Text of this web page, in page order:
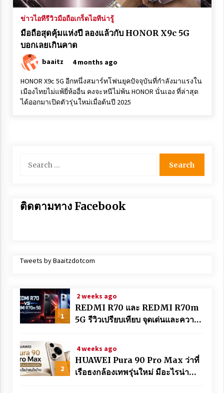
รีวิวข้อมูลและฟังก์ชันการใช้งาน iPhon 14 และ iPhone
14 Pro
3 years ago
ข่าวไอทีรีวิวมือถือเกร็ดไอทีน่ารู้
มือถือสุดคุ้มแห่งปี ลองแล้วกับ HONOR X9c 5G
บอกเลยเกินคาด
baaitz 4 months ago
HONOR X9c 5G อีกหนึ่งสมาร์ทโฟนยุคปัจจุบันที่กำลังมาแรงใน
เมืองไทยไม่แพ้ยี่ห้ออื่น คงจะหนีไม่พ้น HONOR นั่นเอง ที่ล่าสุด
ได้ออกมาเปิดตัวรุ่นใหม่เมื่อต้นปี 2025
for:
ติดตามทาง Facebook
Tweets by Baaitzdotcom
1
2 weeks ago
REDMI R70 และ REDMI R70m
5G รีวิวเปรียบเทียบ จุดเด่นและความ
2
4 weeks ago
HUAWEI Pura 90 Pro Max ว่าที่
เรือธงกล้องเทพรุ่นใหม่ มีอะไรน่า